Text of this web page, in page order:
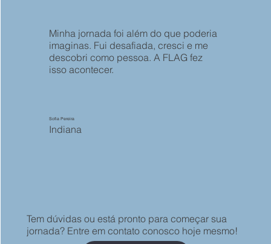
Minha jornada foi além do que poderia
imaginas. Fui desafiada, cresci e me
descobri como pessoa. A FLAG fez
isso acontecer.
Indiana
Sofia Pereira
Tem dúvidas ou está pronto para começar sua
jornada? Entre em contato conosco hoje mesmo!